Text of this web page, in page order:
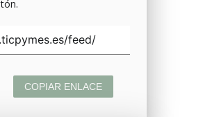
COPIAR ENLACE